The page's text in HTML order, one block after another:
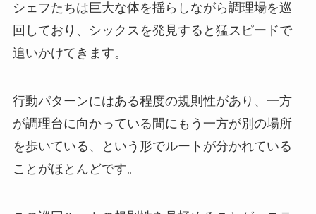
シェフたちは巨大な体を揺らしながら調理場を巡
回しており、シックスを発見すると猛スピードで
追いかけてきます。
行動パターンにはある程度の規則性があり、一方
が調理台に向かっている間にもう一方が別の場所
を歩いている、という形でルートが分かれている
ことがほとんどです。